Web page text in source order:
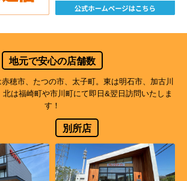
地元で安心の店舗数
穂市、たつの市、太子町。東は明石市、加古川
は福崎町や市川町にて即日&翌日訪問いたしま
す！
別所店